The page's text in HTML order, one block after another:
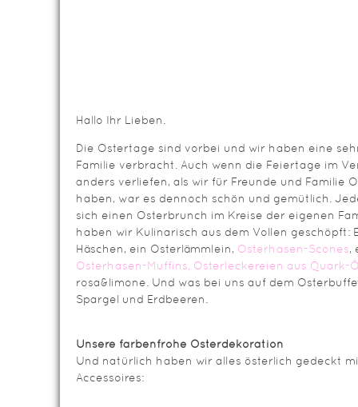
Hallo Ihr Lieben.
Die Ostertage sind vorbei und wir haben eine
Familie verbracht. Auch wenn die Feiertage im
anders verliefen, als wir für Freunde und Familie
haben, war es dennoch schön und gemütlich.
sich einen Osterbrunch im Kreise der eigenen
haben wir Kulinarisch aus dem Vollen geschöpft:
Häschen, ein Osterlämmlein, Osterhasen-Scones,
Osterhasen-Muffins, Osterleckereien aus Quark-
rosa&limone. Und was bei uns auf dem
Spargel und Erdbeeren.
Unsere farbenfrohe Osterdekoration
Und natürlich haben wir alles österlich gedeckt
Accessoires: